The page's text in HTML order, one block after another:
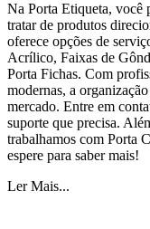
Na Porta Etiqueta, você
tratar de produtos
oferece opções de
Acrílico, Faixas de
Porta Fichas. Com
modernas, a
mercado. Entre em
suporte que precisa.
trabalhamos com Porta
espere para saber mais!
Ler Mais...